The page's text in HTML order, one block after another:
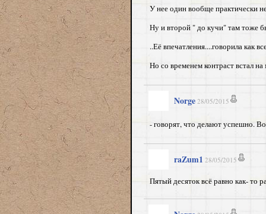
У нее один вообще практически
Ну и второй " до кучи" там тоже
..Её впечатления....говорила как
Но со временем контраст встал
Norge 28/05/2015
- говорят, что делают успешно.
raZum1 28/05/2015
Пятый десяток всё равно как- то